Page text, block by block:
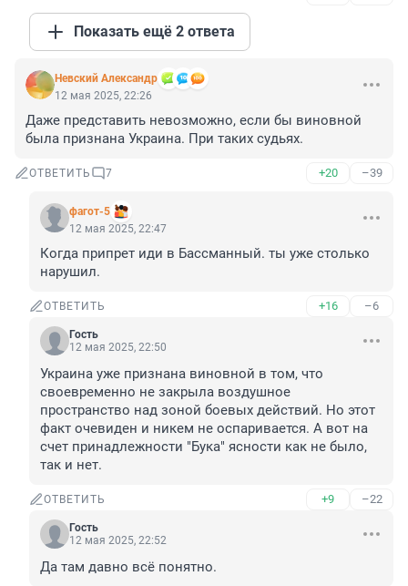
Показать ещё 2 ответа
Невский Александр
12 мая 2025, 22:26
Даже представить невозможно, если бы виновной
была признана Украина. При таких судьях.
ОТВЕТИТЬ 7 +20 –39
фагот-5
12 мая 2025, 22:47
Когда припрет иди в Бассманный. ты уже столько
нарушил.
ОТВЕТИТЬ +16 –6
Гость
12 мая 2025, 22:50
Украина уже признана виновной в том, что
своевременно не закрыла воздушное
пространство над зоной боевых действий. Но этот
факт очевиден и никем не оспаривается. А вот на
счет принадлежности "Бука" ясности как не было,
так и нет.
ОТВЕТИТЬ +9 –22
Гость
12 мая 2025, 22:52
Да там давно всё понятно.